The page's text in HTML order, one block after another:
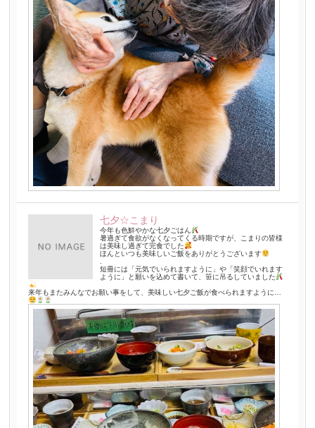
七夕☆こまり
今年も色鮮やかな七夕ごはん
暑過ぎて食欲がなくなってくる時期ですが、こまりの皆様
は美味し過ぎて完食でした
ほんといつも美味しいご飯をありがとうございます
短冊には「元気でいられますように」や「笑顔でいれます
ように」と願いを込めて書いて、笹に吊るしていました
来年もまたみんなでお願い事をして、美味しい七夕ご飯が食べられますように…